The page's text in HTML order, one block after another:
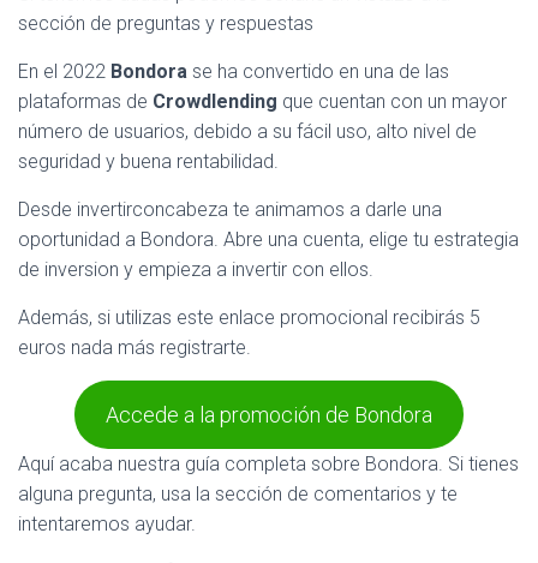
sección de preguntas y respuestas
En el 2022 Bondora se ha convertido en una de las
plataformas de Crowdlending que cuentan con un mayor
número de usuarios, debido a su fácil uso, alto nivel de
seguridad y buena rentabilidad.
Desde invertirconcabeza te animamos a darle una
oportunidad a Bondora. Abre una cuenta, elige tu estrategia
de inversion y empieza a invertir con ellos.
Además, si utilizas este enlace promocional recibirás 5
euros nada más registrarte.
Accede a la promoción de Bondora
Aquí acaba nuestra guía completa sobre Bondora. Si tienes
alguna pregunta, usa la sección de comentarios y te
intentaremos ayudar.